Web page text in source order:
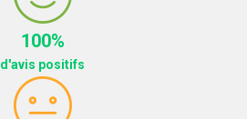
100%
d'avis positifs